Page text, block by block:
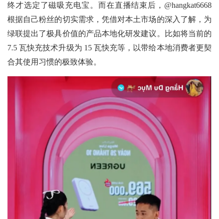
终才选定了磁吸充电宝。而在直播结束后，@hangkat6668
根据自己粉丝的切实需求，凭借对本土市场的深入了解，为
绿联提出了极具价值的产品本地化研发建议。比如将当前的
7.5 瓦快充技术升级为 15 瓦快充等，以带给本地消费者更契
合其使用习惯的极致体验。